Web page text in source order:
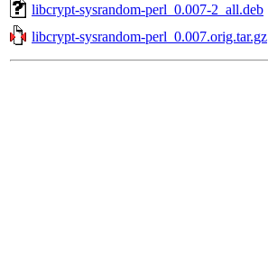
libcrypt-sysrandom-perl_0.007-2_all.deb
libcrypt-sysrandom-perl_0.007.orig.tar.gz